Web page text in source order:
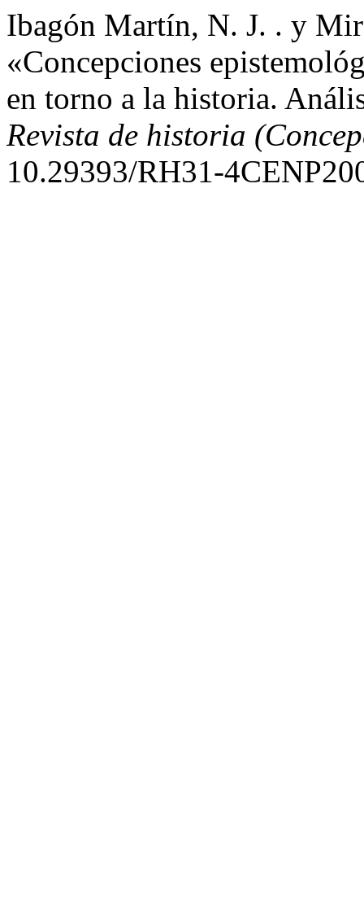
Ibagón Martín, N. J. . y
«Concepciones
en torno a la historia.
Revista de historia
10.29393/RH31-